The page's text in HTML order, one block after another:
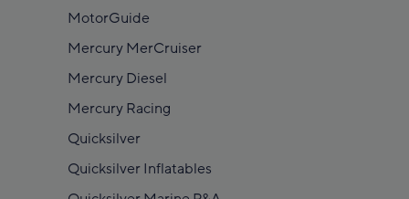
MotorGuide
Mercury MerCruiser
Mercury Diesel
Mercury Racing
Quicksilver
Quicksilver Inflatables